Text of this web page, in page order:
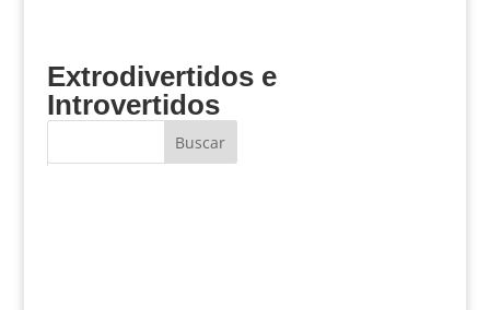
Extrodivertidos e
Introvertidos
Buscar